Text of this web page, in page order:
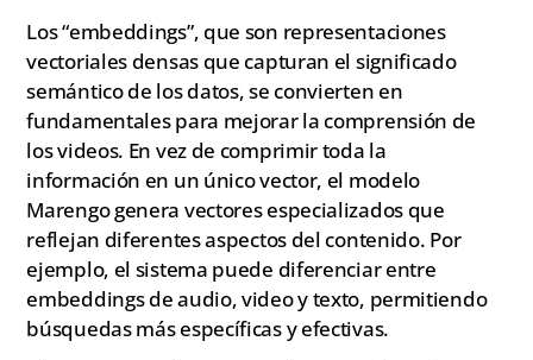
Los “embeddings”, que son representaciones
vectoriales densas que capturan el significado
semántico de los datos, se convierten en
fundamentales para mejorar la comprensión de
los videos. En vez de comprimir toda la
información en un único vector, el modelo
Marengo genera vectores especializados que
reflejan diferentes aspectos del contenido. Por
ejemplo, el sistema puede diferenciar entre
embeddings de audio, video y texto, permitiendo
búsquedas más específicas y efectivas.